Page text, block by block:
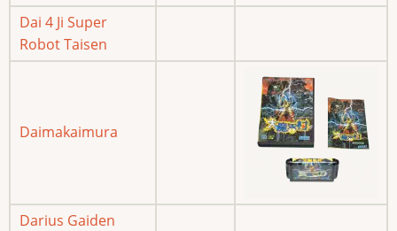
Dai 4 Ji Super
Robot Taisen
Daimakaimura
Darius Gaiden